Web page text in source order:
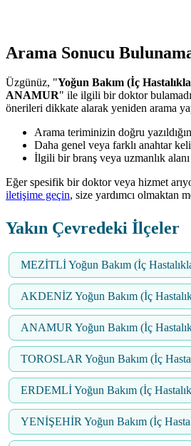
Arama Sonucu
Üzgünüz, "Yoğun Bakım (İç
ANAMUR" ile ilgili bir doktor
önerileri dikkate alarak yeniden arama
Arama teriminizin doğru
Daha genel veya farklı anahtar
İlgili bir branş veya uzmanlık alanı
Eğer spesifik bir doktor veya hizmet
iletişime geçin, size yardımcı olmaktan
Yakın Çevredeki İlçeler
MEZİTLİ Yoğun Bakım (İç
AKDENİZ Yoğun Bakım (İç
ANAMUR Yoğun Bakım (İç
TOROSLAR Yoğun Bakım (İç
ERDEMLİ Yoğun Bakım (İç
YENİŞEHİR Yoğun Bakım (İç